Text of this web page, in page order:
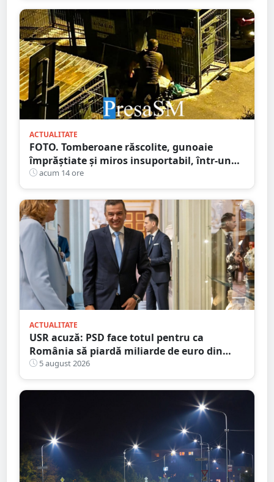
ACTUALITATE
FOTO. Tomberoane răscolite, gunoaie
împrăștiate și miros insuportabil, într-un
cartier al Sătmarului
acum 14 ore
ACTUALITATE
USR acuză: PSD face totul pentru ca
România să piardă miliarde de euro din
PNRR
5 august 2026